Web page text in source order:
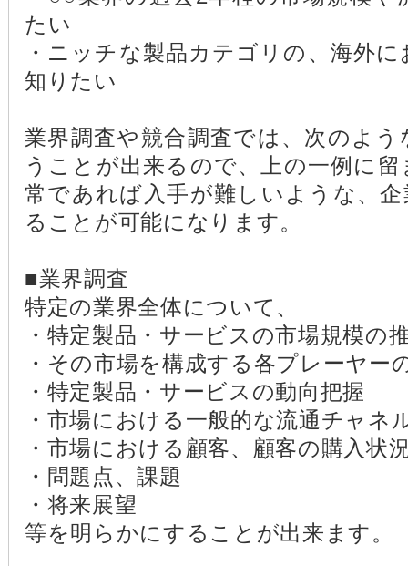
たい
・ニッチな製品カテゴリの、海外
知りたい
業界調査や競合調査では、次のよ
うことが出来るので、上の一例に
常であれば入手が難しいような、
ることが可能になります。
■業界調査
特定の業界全体について、
・特定製品・サービスの市場規模の
・その市場を構成する各プレーヤー
・特定製品・サービスの動向把握
・市場における一般的な流通チャネ
・市場における顧客、顧客の購入状
・問題点、課題
・将来展望
等を明らかにすることが出来ます。